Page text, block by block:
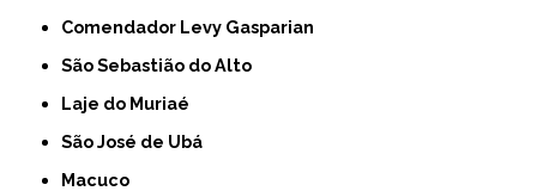
Comendador Levy Gasparian
São Sebastião do Alto
Laje do Muriaé
São José de Ubá
Macuco